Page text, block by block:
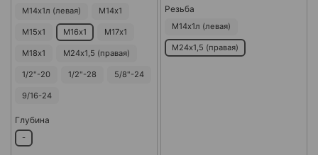
М14х1л (левая) М14х1
М15х1 М16х1 М17х1
М18х1 М24х1,5 (правая)
1/2"-20 1/2"-28 5/8"-24
9/16-24
Глубина
-
Резьба
М14х1л (левая)
М24х1,5 (правая)